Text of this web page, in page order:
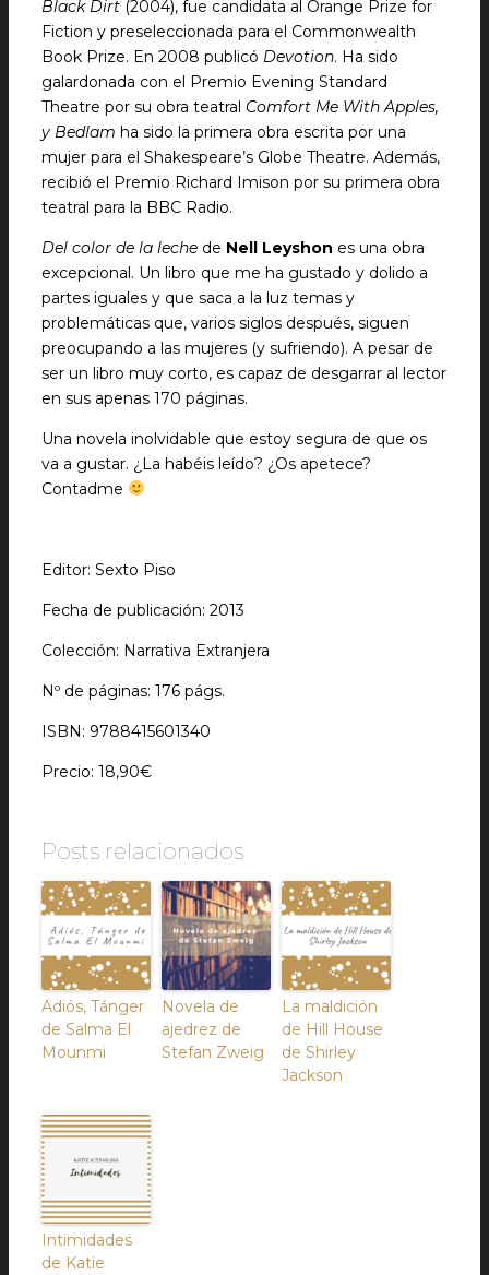
Black Dirt (2004), fue candidata al Orange Prize for
Fiction y preseleccionada para el Commonwealth
Book Prize. En 2008 publicó Devotion. Ha sido
galardonada con el Premio Evening Standard
Theatre por su obra teatral Comfort Me With Apples,
y Bedlam ha sido la primera obra escrita por una
mujer para el Shakespeare’s Globe Theatre. Además,
recibió el Premio Richard Imison por su primera obra
teatral para la BBC Radio.
Del color de la leche de Nell Leyshon es una obra
excepcional. Un libro que me ha gustado y dolido a
partes iguales y que saca a la luz temas y
problemáticas que, varios siglos después, siguen
preocupando a las mujeres (y sufriendo). A pesar de
ser un libro muy corto, es capaz de desgarrar al lector
en sus apenas 170 páginas.
Una novela inolvidable que estoy segura de que os
va a gustar. ¿La habéis leído? ¿Os apetece?
Contadme
Editor: Sexto Piso
Fecha de publicación: 2013
Colección: Narrativa Extranjera
Nº de páginas: 176 págs.
ISBN: 9788415601340
Precio: 18,90€
Posts relacionados
Adiós, Tánger
de Salma El
Mounmi
Novela de
ajedrez de
Stefan Zweig
La maldición
de Hill House
de Shirley
Jackson
Intimidades
de Katie